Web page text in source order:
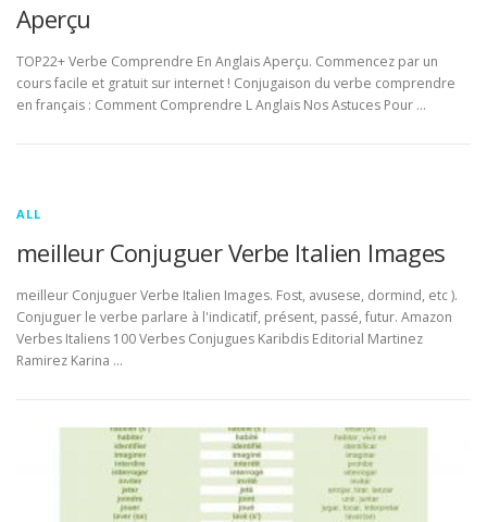
Aperçu
TOP22+ Verbe Comprendre En Anglais Aperçu. Commencez par un
cours facile et gratuit sur internet ! Conjugaison du verbe comprendre
en français : Comment Comprendre L Anglais Nos Astuces Pour …
ALL
meilleur Conjuguer Verbe Italien Images
meilleur Conjuguer Verbe Italien Images. Fost, avusese, dormind, etc ).
Conjuguer le verbe parlare à l'indicatif, présent, passé, futur. Amazon
Verbes Italiens 100 Verbes Conjugues Karibdis Editorial Martinez
Ramirez Karina …